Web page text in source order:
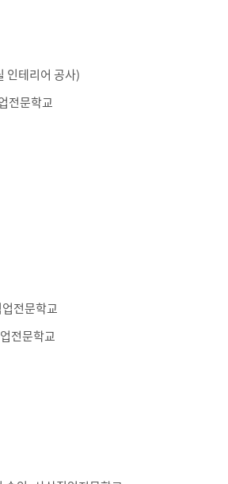
인테리어 공사)
전문학교
전문학교
전문학교